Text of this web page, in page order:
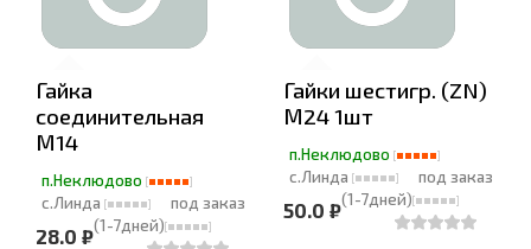
Гайка
соединительная
М14
п.Неклюдово
с.Линда
под заказ
(1-7дней)
28.0 ₽
Гайки шестигр. (ZN)
М24 1шт
п.Неклюдово
с.Линда
под заказ
(1-7дней)
50.0 ₽